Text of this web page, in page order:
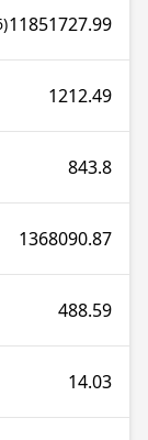
11851727.99
1212.49
843.8
1368090.87
488.59
14.03